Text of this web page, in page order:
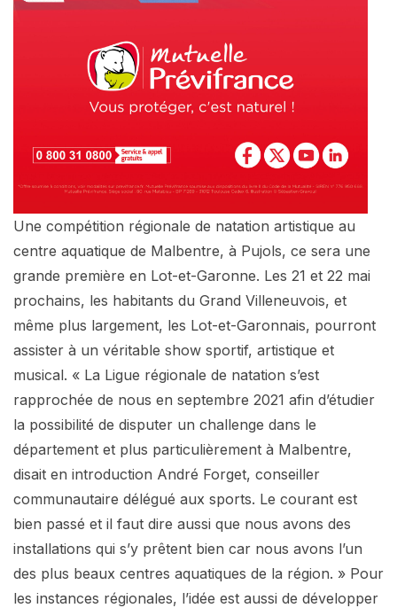
Une compétition régionale de natation artistique au
centre aquatique de Malbentre, à Pujols, ce sera une
grande première en Lot-et-Garonne. Les 21 et 22 mai
prochains, les habitants du Grand Villeneuvois, et
même plus largement, les Lot-et-Garonnais, pourront
assister à un véritable show sportif, artistique et
musical. « La Ligue régionale de natation s’est
rapprochée de nous en septembre 2021 afin d’étudier
la possibilité de disputer un challenge dans le
département et plus particulièrement à Malbentre,
disait en introduction André Forget, conseiller
communautaire délégué aux sports. Le courant est
bien passé et il faut dire aussi que nous avons des
installations qui s’y prêtent bien car nous avons l’un
des plus beaux centres aquatiques de la région. » Pour
les instances régionales, l’idée est aussi de développer